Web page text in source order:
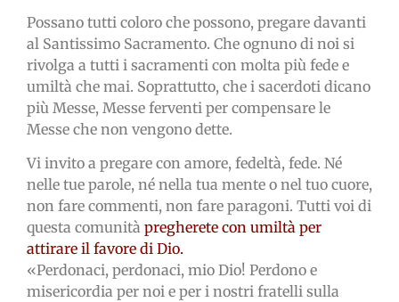
Possano tutti coloro che possono, pregare davanti
al Santissimo Sacramento. Che ognuno di noi si
rivolga a tutti i sacramenti con molta più fede e
umiltà che mai. Soprattutto, che i sacerdoti dicano
più Messe, Messe ferventi per compensare le
Messe che non vengono dette.
Vi invito a pregare con amore, fedeltà, fede. Né
nelle tue parole, né nella tua mente o nel tuo cuore,
non fare commenti, non fare paragoni. Tutti voi di
questa comunità pregherete con umiltà per
attirare il favore di Dio.
«Perdonaci, perdonaci, mio Dio! Perdono e
misericordia per noi e per i nostri fratelli sulla